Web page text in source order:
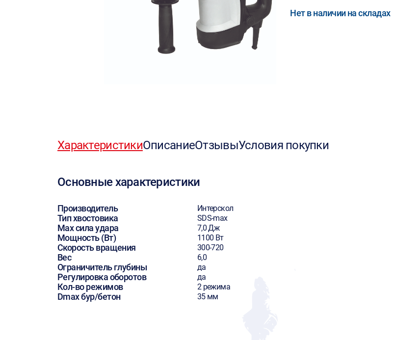
Нет в наличии на складах
ХарактеристикиОписаниеОтзывыУсловия покупки
Основные характеристики
Производитель Интерскол
Тип хвостовика SDS-max
Max сила удара 7,0 Дж
Мощность (Вт) 1100 Вт
Скорость вращения 300-720
Вес 6,0
Ограничитель глубины да
Регулировка оборотов да
Кол-во режимов 2 режима
Dmax бур/бетон 35 мм